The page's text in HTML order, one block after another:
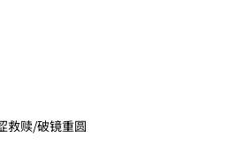
救赎/破镜重圆